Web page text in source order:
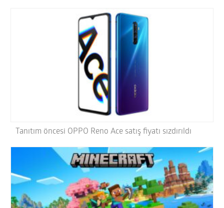
Tanıtım öncesi OPPO Reno Ace satış fiyatı sızdırıldı